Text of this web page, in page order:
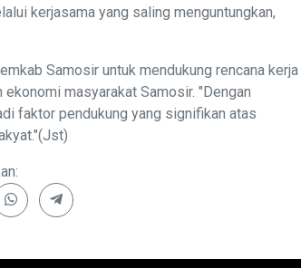
kerjasama yang saling menguntungkan,
Samosir untuk mendukung rencana kerja
ekonomi masyarakat Samosir. "Dengan
faktor pendukung yang signifikan atas